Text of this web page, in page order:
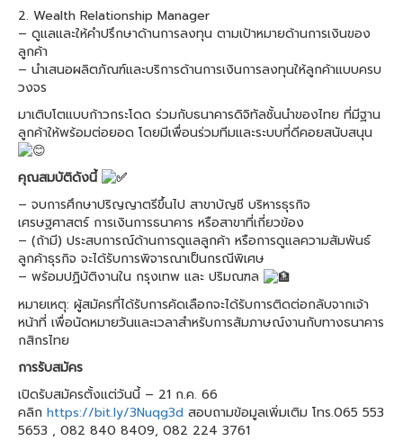
2. Wealth Relationship Manager
– ดูแลและให้คำปรึกษาด้านการลงทุน ตามเป้าหมายด้านการเงินของ
ลูกค้า
– นำเสนอผลิตภัณฑ์และบริการด้านการเงินการลงทุนให้ลูกค้าแบบครบ
วงจร
มาเติบโตแบบก้าวกระโดด ร่วมกับธนาคารดิจิทัลชั้นนำของไทย ที่มีฐาน
ลูกค้าให้พร้อมต่อยอด โดยมีเพื่อนร่วมทีมและระบบที่ดีคอยสนับสนุน
คุณสมบัติดังนี้
– จบการศึกษาปริญญาตรีขึ้นไป สาขาบัญชี บริหารธุรกิจ
เศรษฐศาสตร์ การเงินการธนาคาร หรือสาขาที่เกี่ยวข้อง
– (ถ้ามี) ประสบการณ์ด้านการดูแลลูกค้า หรือการดูแลความสัมพันธ์
ลูกค้าธุรกิจ จะได้รับการพิจารณาเป็นกรณีพิเศษ
– พร้อมปฏิบัติงานใน กรุงเทพ และ ปริมณฑล
หมายเหตุ: ผู้สมัครที่ได้รับการคัดเลือกจะได้รับการติดต่อกลับจากเจ้า
หน้าที่ เพื่อนัดหมายวันและเวลาสำหรับการสัมภาษณ์งานกับทางธนาคาร
กสิกรไทย
การรับสมัคร
เปิดรับสมัครตั้งแต่วันนี้ – 21 ก.ค. 66
คลิก https://bit.ly/3Nuqg3d สอบถามข้อมูลเพิ่มเติม โทร.065 553
5653 , 082 840 8409, 082 224 3761